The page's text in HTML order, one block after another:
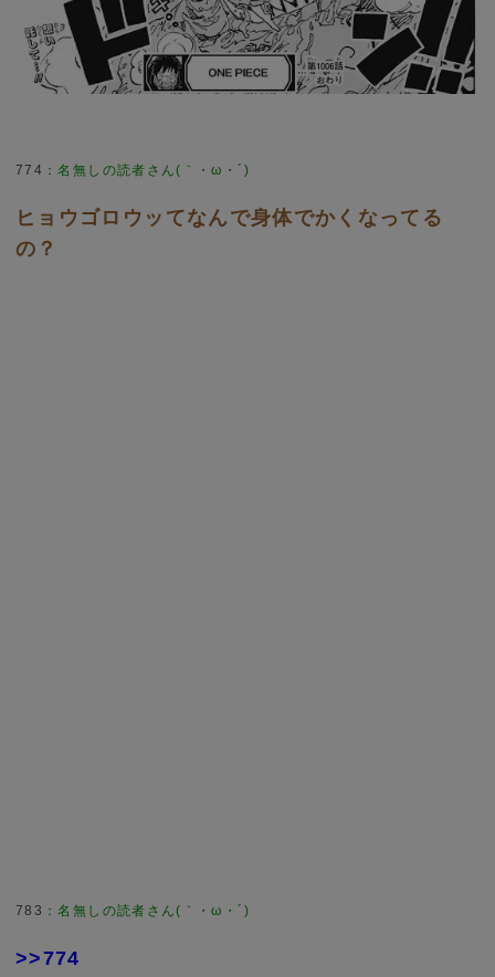
774 ：名無しの読者さん(｀・ω・´)
ヒョウゴロウッてなんで身体でかくなってる
の？
783 ：名無しの読者さん(｀・ω・´)
>>774